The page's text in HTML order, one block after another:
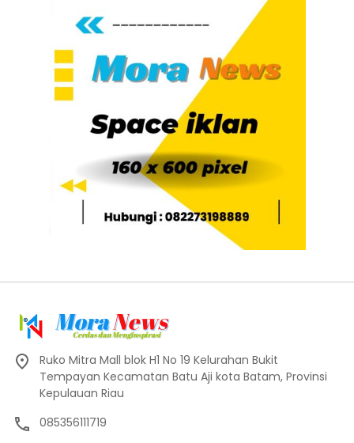
Ruko Mitra Mall blok H1 No 19 Kelurahan Bukit
Tempayan Kecamatan Batu Aji kota Batam, Provinsi
Kepulauan Riau
085356111719